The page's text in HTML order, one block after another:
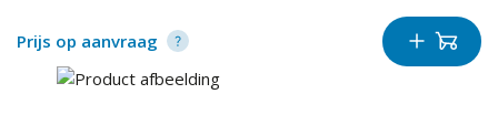
Prijs op aanvraag